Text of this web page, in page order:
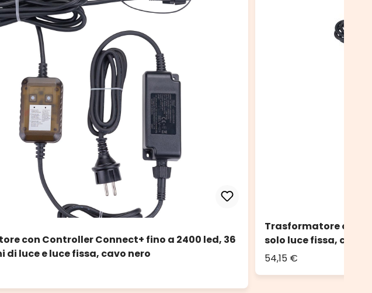
con Controller Connect+ fino a 2400 led, 36
luce e luce fissa, cavo nero
Trasformatore con
solo luce fissa, cavo
54,15 €